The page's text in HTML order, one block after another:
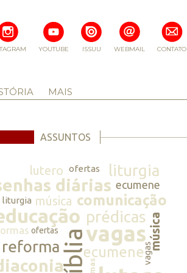
CONTATO
WEBMAIL
ISSUU
YOUTUBE
MAIS
ASSUNTOS
lutero ofertas liturgia
diárias ecumene
liturgia música comunicação
prédicasmúsica
ofertasbíbliavagas
reforma ecumenevagas